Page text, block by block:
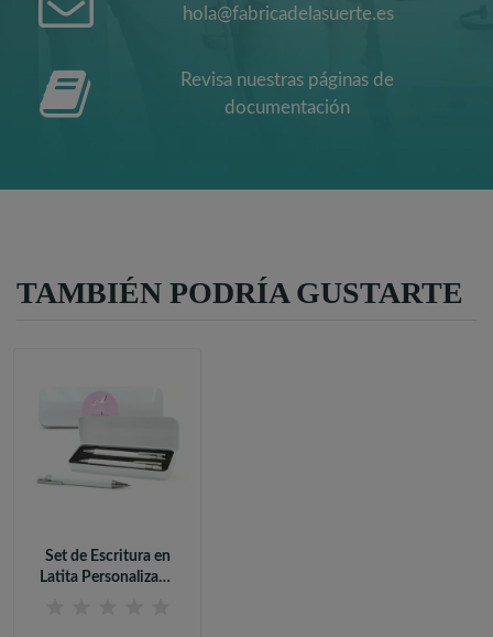
hola@fabricadelasuerte.es
Revisa nuestras páginas de
documentación
TAMBIÉN PODRÍA GUSTARTE
Set de Escritura en
Latita Personalizada